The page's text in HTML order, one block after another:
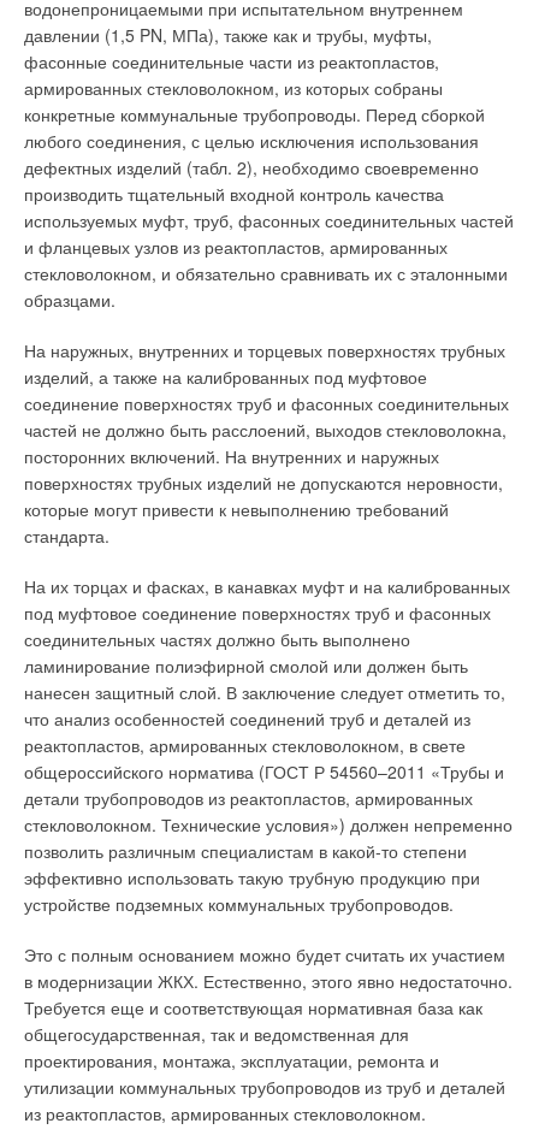
водонепроницаемыми при испытательном внутреннем
давлении (1,5 PN, МПа), также как и трубы, муфты,
фасонные соединительные части из реактопластов,
армированных стекловолокном, из которых собраны
конкретные коммунальные трубопроводы. Перед сборкой
любого соединения, с целью исключения использования
дефектных изделий (табл. 2), необходимо своевременно
производить тщательный входной контроль качества
используемых муфт, труб, фасонных соединительных частей
и фланцевых узлов из реактопластов, армированных
стекловолокном, и обязательно сравнивать их с эталонными
образцами.
На наружных, внутренних и торцевых поверхностях трубных
изделий, а также на калиброванных под муфтовое
соединение поверхностях труб и фасонных соединительных
частей не должно быть расслоений, выходов стекловолокна,
посторонних включений. На внутренних и наружных
поверхностях трубных изделий не допускаются неровности,
которые могут привести к невыполнению требований
стандарта.
На их торцах и фасках, в канавках муфт и на калиброванных
под муфтовое соединение поверхностях труб и фасонных
соединительных частях должно быть выполнено
ламинирование полиэфирной смолой или должен быть
нанесен защитный слой. В заключение следует отметить то,
что анализ особенностей соединений труб и деталей из
реактопластов, армированных стекловолокном, в свете
общероссийского норматива (ГОСТ Р 54560–2011 «Трубы и
детали трубопроводов из реактопластов, армированных
стекловолокном. Технические условия») должен непременно
позволить различным специалистам в какой-то степени
эффективно использовать такую трубную продукцию при
устройстве подземных коммунальных трубопроводов.
Это с полным основанием можно будет считать их участием
в модернизации ЖКХ. Естественно, этого явно недостаточно.
Требуется еще и соответствующая нормативная база как
общегосударственная, так и ведомственная для
проектирования, монтажа, эксплуатации, ремонта и
утилизации коммунальных трубопроводов из труб и деталей
из реактопластов, армированных стекловолокном.